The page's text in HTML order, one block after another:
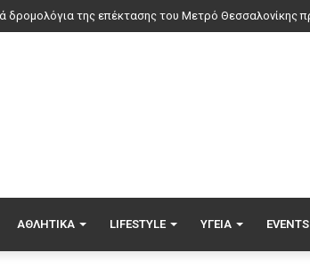
ΑΘΛΗΤΙΚΆ LIFESTYLE ΥΓΕΊΑ EVENTS